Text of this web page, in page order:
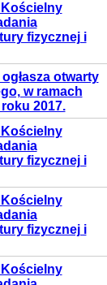
fizycznej i
otwarty
w ramach
2017.
fizycznej i
fizycznej i